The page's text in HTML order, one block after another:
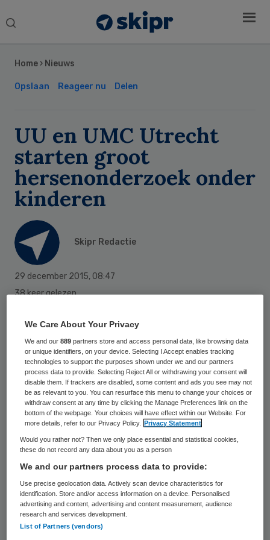
Search
Home › Nieuws
Opslaan Reageer nu Delen
UU en UMC Utrecht
starten groot
hersenonderzoek onder
kinderen
Skipr Redactie
29 december 2015, 08:47
38 keer gelezen
De Universiteit Utrecht en het UMC
starten een groot hersenonderzoek onder
kinderen. Dat meldt RTV Utrecht. Zij
nodigen hiervoor duizenden kinderen en
zwangere vrouwen in de provincie Utrecht
uit.
Bijzonder is dat het onderzoek bij een deel
van de kinderen voor de geboorte begint,
zo schrijftRTV Utrecht. Zo worden al bij
twintig en dertig weken zwangerschap
beelden van de hersenen van de foetus
Sidebar
We Care About Your Privacy
We and our889 partners store and access personal data, like browsing data
or unique identifiers, on your device. Selecting I Accept enables tracking
technologies to support the purposes shown under we and our partners
process data to provide. Selecting Reject All or withdrawing your consent will
disable them. If trackers are disabled, some content and ads you see may not
be as relevant to you. You can resurface this menu to change your choices or
withdraw consent at any time by clicking the Manage Preferences link on the
bottom of the webpage. Your choices will have effect within our Website. For
more details, refer to our Privacy Policy.
Privacy Statement
Would you rather not? Then we only place essential and statistical cookies,
these do not record any data about you as a person
We and our partners process data to provide:
Use precise geolocation data. Actively scan device characteristics for
identification. Store and/or access information on a device. Personalised
advertising and content, advertising and content measurement, audience
research and services development.
List of Partners (vendors)